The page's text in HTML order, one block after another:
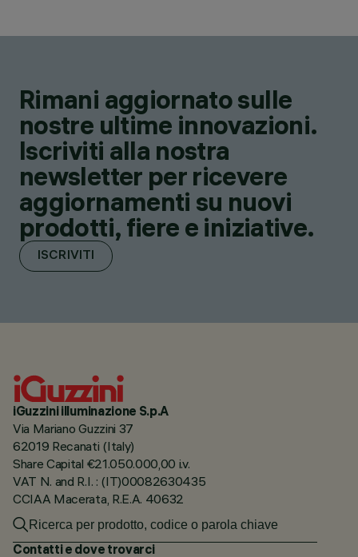
Rimani aggiornato sulle
nostre ultime innovazioni.
Iscriviti alla nostra
newsletter per ricevere
aggiornamenti su nuovi
prodotti, fiere e iniziative.
ISCRIVITI
iGuzzini illuminazione S.p.A
Via Mariano Guzzini 37
62019 Recanati (Italy)
Share Capital €21.050.000,00 i.v.
VAT N. and R.I. : (IT)00082630435
CCIAA Macerata, R.E.A. 40632
Contatti e dove trovarci